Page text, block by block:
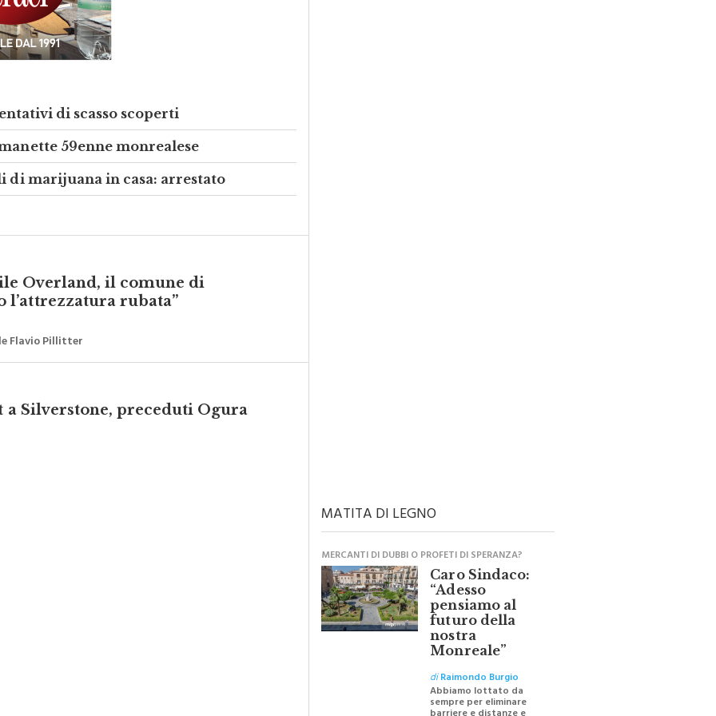
di scasso scoperti
59enne monrealese
di marijuana in casa: arrestato
Overland, il comune di
rubata”
Flavio Pillitter
Silverstone, preceduti Ogura
MATITA DI LEGNO
MERCANTI DI DUBBI O PROFETI DI SPERANZA?
Caro Sindaco:
“Adesso
pensiamo al
futuro della
nostra
Monreale”
diRaimondo Burgio
Abbiamo lottato da
sempre per eliminare